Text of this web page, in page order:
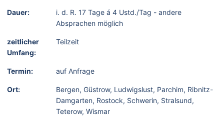
Dauer:
i. d. R. 17 Tage á 4 Ustd./Tag - andere
Absprachen möglich
zeitlicher
Umfang:
Teilzeit
Termin: auf Anfrage
Ort:
Bergen, Güstrow, Ludwigslust, Parchim, Ribnitz-
Damgarten, Rostock, Schwerin, Stralsund,
Teterow, Wismar